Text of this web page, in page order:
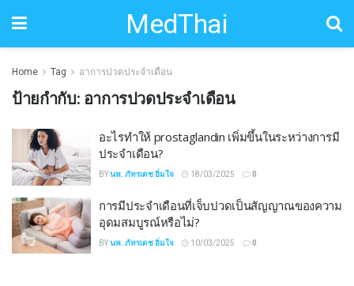
MedThai
Home Tag อาการปวดประจำเดือน
ป้ายกำกับ: อาการปวดประจำเดือน
อะไรทำให้ prostaglandin เพิ่มขึ้นในระหว่างการมี
ประจำเดือน?
BYนพ. ภัทรเดช อิ่มใจ 18/03/2025 0
การมีประจำเดือนที่เจ็บปวดเป็นสัญญาณของความ
อุดมสมบูรณ์หรือไม่?
BYนพ. ภัทรเดช อิ่มใจ 10/03/2025 0